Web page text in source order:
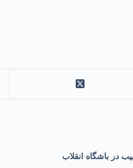
در باشگاه انقلاب